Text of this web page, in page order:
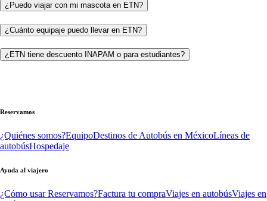
¿Puedo viajar con mi mascota en ETN?
¿Cuánto equipaje puedo llevar en ETN?
¿ETN tiene descuento INAPAM o para estudiantes?
Reservamos
¿Quiénes somos?EquipoDestinos de Autobús en MéxicoLíneas de
autobúsHospedaje
Ayuda al viajero
¿Cómo usar Reservamos?Factura tu compraViajes en autobúsViajes en